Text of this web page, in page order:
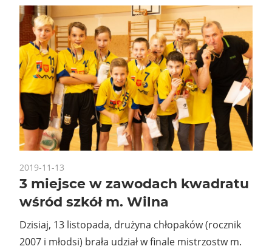
2019-11-13
3 miejsce w zawodach kwadratu
wśród szkół m. Wilna
Dzisiaj, 13 listopada, drużyna chłopaków (rocznik
2007 i młodsi) brała udział w finale mistrzostw m.